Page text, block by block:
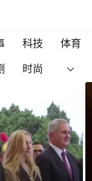
科技
体育
时尚